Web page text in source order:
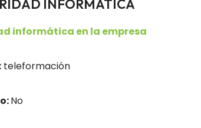
INFORMÁTICA
informática en la empresa
teleformación
No